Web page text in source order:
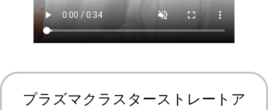
プラズマクラスターストレートア